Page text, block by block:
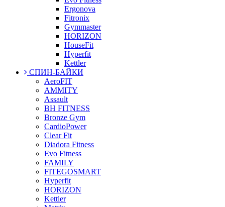
Ergonova
Fitronix
Gymmaster
HORIZON
HouseFit
Hyperfit
Kettler
СПИН-БАЙКИ
AeroFIT
AMMITY
Assault
BH FITNESS
Bronze Gym
CardioPower
Clear Fit
Diadora Fitness
Evo Fitness
FAMILY
FITEGOSMART
Hyperfit
HORIZON
Kettler